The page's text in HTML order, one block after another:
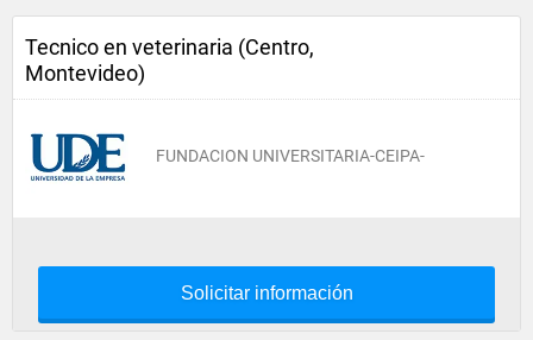
Tecnico en veterinaria (Centro,
Montevideo)
FUNDACION UNIVERSITARIA-CEIPA-
Solicitar información